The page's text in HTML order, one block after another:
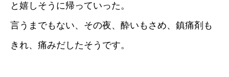
と嬉しそうに帰っていった。
言うまでもない、その夜、酔いもさめ、鎮痛剤も
きれ、痛みだしたそうです。